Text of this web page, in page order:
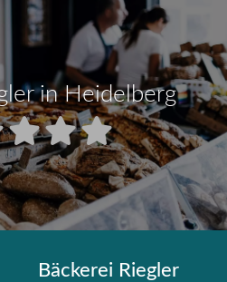
in Heidelberg
Bäckerei Riegler